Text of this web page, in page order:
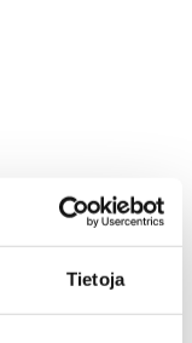
Tietoja